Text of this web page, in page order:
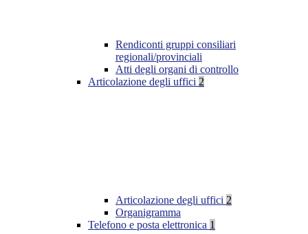
Rendiconti gruppi consiliari
regionali/provinciali
Atti degli organi di controllo
Articolazione degli uffici 2
Articolazione degli uffici 2
Organigramma
Telefono e posta elettronica 1